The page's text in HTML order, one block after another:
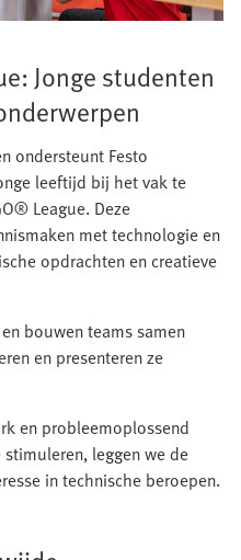
Jonge studenten
ondersteunt Festo
leeftijd bij het vak te
League. Deze
met technologie en
opdrachten en creatieve
bouwen teams samen
en presenteren ze
en probleemoplossend
leggen we de
in technische beroepen.